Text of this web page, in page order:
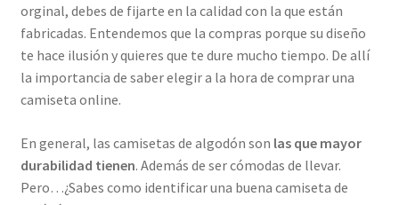
orginal, debes de fijarte en la calidad con la que están
fabricadas. Entendemos que la compras porque su diseño
te hace ilusión y quieres que te dure mucho tiempo. De allí
la importancia de saber elegir a la hora de comprar una
camiseta online.
En general, las camisetas de algodón son las que mayor
durabilidad tienen. Además de ser cómodas de llevar.
Pero…¿Sabes como identificar una buena camiseta de